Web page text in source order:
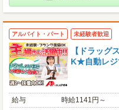
アルバイト・パート 未経験者歓迎
【ドラッグ
K★自動レジ
給与
時給1141円～